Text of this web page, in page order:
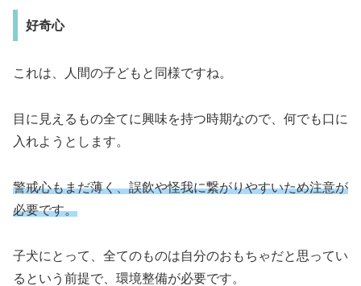
好奇心
これは、人間の子どもと同様ですね。
目に見えるもの全てに興味を持つ時期なので、何でも口に
入れようとします。
警戒心もまだ薄く、誤飲や怪我に繋がりやすいため注意が
必要です。
子犬にとって、全てのものは自分のおもちゃだと思ってい
るという前提で、環境整備が必要です。